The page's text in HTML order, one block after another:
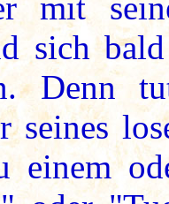
sich
Denn
seines
einem